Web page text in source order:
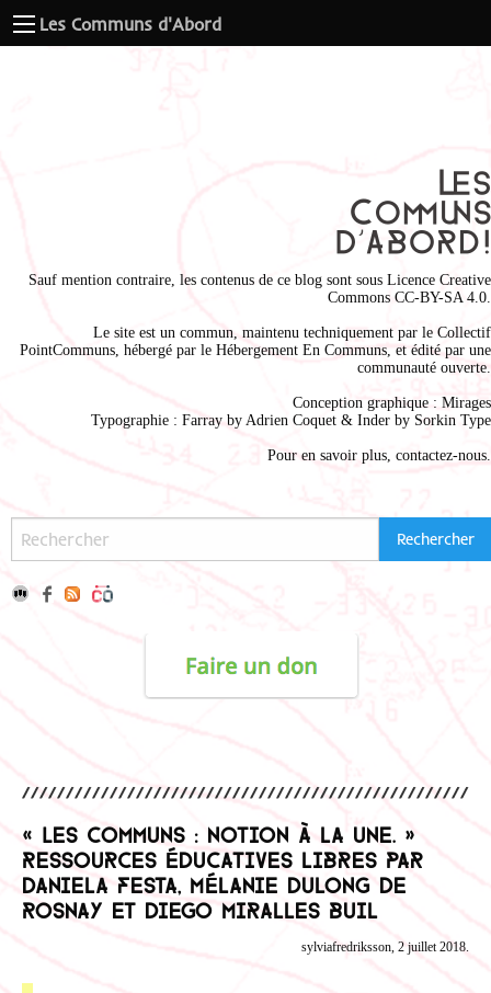
Les Communs d'Abord
Sauf mention contraire, les contenus de ce blog sont sous Licence Creative
Commons CC-BY-SA 4.0
Le site est un commun, maintenu techniquement par le Collectif
PointCommuns , hébergé par le Hébergement En Communs , et édité par une
communauté ouverte.
Conception graphique : Mirages
Typographie : Farray by Adrien Coquet & Inder by Sorkin Type
Pour en savoir plus, contactez-nous
« Les communs : notion à la une. »
Ressources éducatives libres par
Daniela Festa, Mélanie Dulong de
Rosnay et Diego Miralles Buil
sylviafredriksson, 2 juillet 2018.